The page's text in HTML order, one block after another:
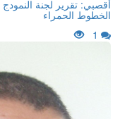
أقصبي: تقرير لجنة النمودج
الخطوط الحمراء
1